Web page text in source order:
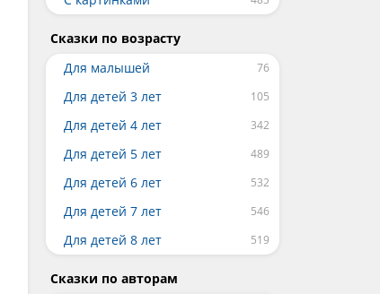
Сказки по возрасту
Для малышей
Для детей 3 лет
Для детей 4 лет
Для детей 5 лет
Для детей 6 лет
Для детей 7 лет
Для детей 8 лет
Сказки по авторам